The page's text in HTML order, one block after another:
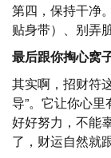
第四，保持干净
贴身带）、别弄
最后跟你掏心窝
其实啊，招财符
导”。它让你心
好好努力，不能
了，财运自然就